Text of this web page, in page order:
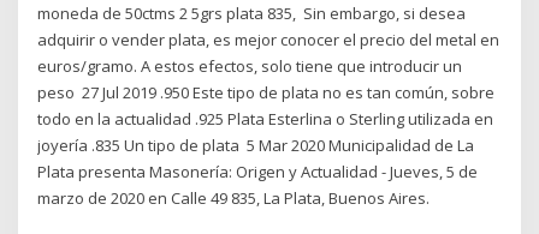
moneda de 50ctms 2 5grs plata 835, Sin embargo, si desea
adquirir o vender plata, es mejor conocer el precio del metal en
euros/gramo. A estos efectos, solo tiene que introducir un
peso 27 Jul 2019 .950 Este tipo de plata no es tan común, sobre
todo en la actualidad .925 Plata Esterlina o Sterling utilizada en
joyería .835 Un tipo de plata 5 Mar 2020 Municipalidad de La
Plata presenta Masonería: Origen y Actualidad - Jueves, 5 de
marzo de 2020 en Calle 49 835, La Plata, Buenos Aires.